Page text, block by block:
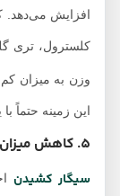
افزایش می‌دهد. کاهش
کلسترول، تری
وزن به میزان‌ کم نیز
این زمینه حتماً با
سیگار کشیدن